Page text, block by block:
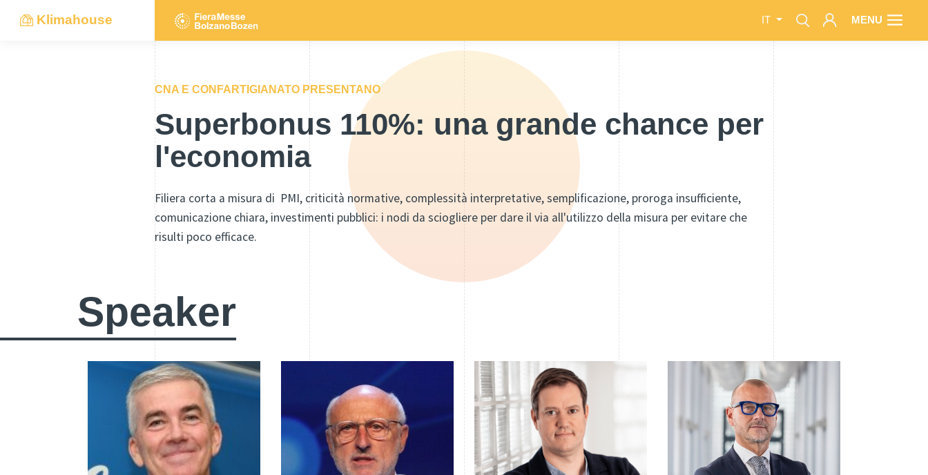
Klimahouse IT MENU
CNA E CONFARTIGIANATO PRESENTANO
Superbonus 110%: una grande chance per
l'economia
Filiera corta a misura di PMI, criticità normative, complessità interpretative, semplificazione, proroga insufficiente,
comunicazione chiara, investimenti pubblici: i nodi da sciogliere per dare il via all'utilizzo della misura per evitare che
risulti poco efficace.
Speaker